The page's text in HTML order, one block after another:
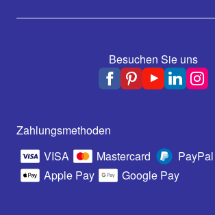
Besuchen Sie uns
Zahlungsmethoden
VISA
Mastercard
PayPal
Apple Pay
Google Pay